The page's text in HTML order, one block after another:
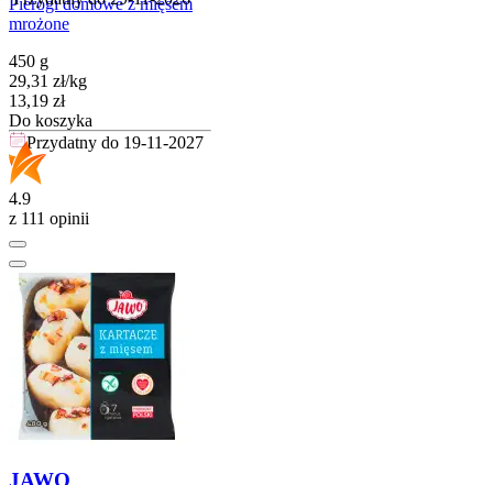
Pierogi domowe z mięsem
mrożone
450 g
29,31 zł/kg
Cena
13,19 zł
Do koszyka
Przydatny do 19-11-2027
4.9
z 111 opinii